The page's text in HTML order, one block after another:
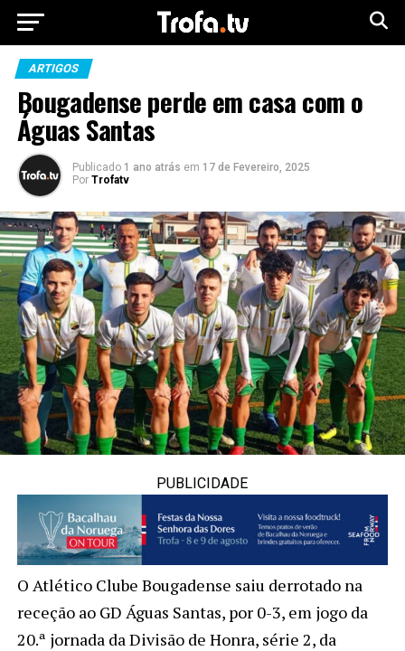
ARTIGOS
Bougadense perde em casa com o
Águas Santas
Publicado 1 ano atrás em 17 de Fevereiro, 2025
Por Trofatv
PUBLICIDADE
O Atlético Clube Bougadense saiu derrotado na
receção ao GD Águas Santas, por 0-3, em jogo da
20.ª jornada da Divisão de Honra, série 2, da